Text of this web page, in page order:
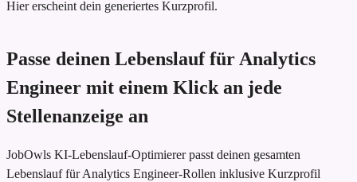
Hier erscheint dein generiertes Kurzprofil.
Passe deinen Lebenslauf für Analytics
Engineer mit einem Klick an jede
Stellenanzeige an
JobOwls KI-Lebenslauf-Optimierer passt deinen gesamten
Lebenslauf für Analytics Engineer-Rollen inklusive Kurzprofil